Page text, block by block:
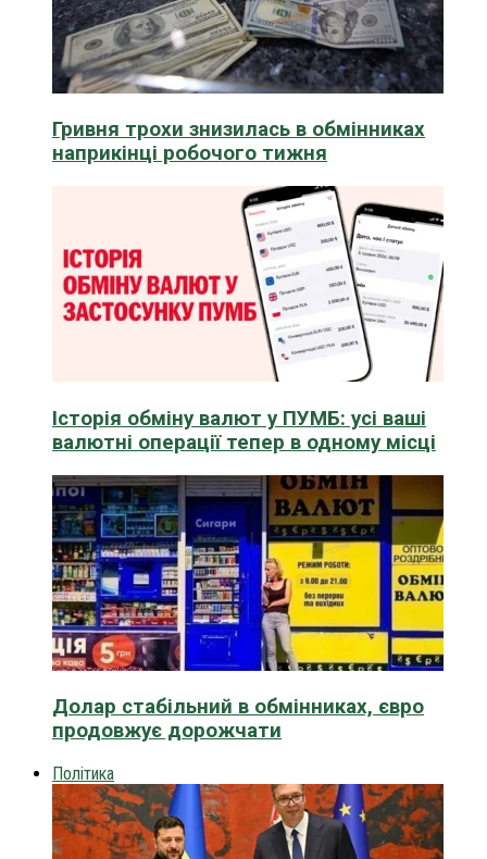
Гривня трохи знизилась в обмінниках
наприкінці робочого тижня
Історія обміну валют у ПУМБ: усі ваші
валютні операції тепер в одному місці
Долар стабільний в обмінниках, євро
продовжує дорожчати
Політика